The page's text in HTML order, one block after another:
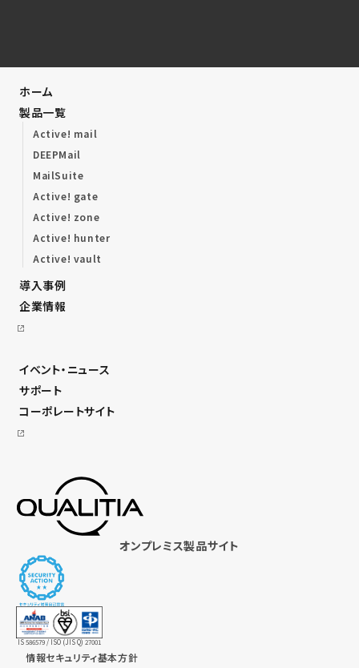
ホーム
製品一覧
Active! mail
DEEPMail
MailSuite
Active! gate
Active! zone
Active! hunter
Active! vault
導入事例
企業情報
イベント・ニュース
サポート
コーポレートサイト
オンプレミス製品サイト
IS 586579 / ISO (JIS Q) 27001
情報セキュリティ基本方針